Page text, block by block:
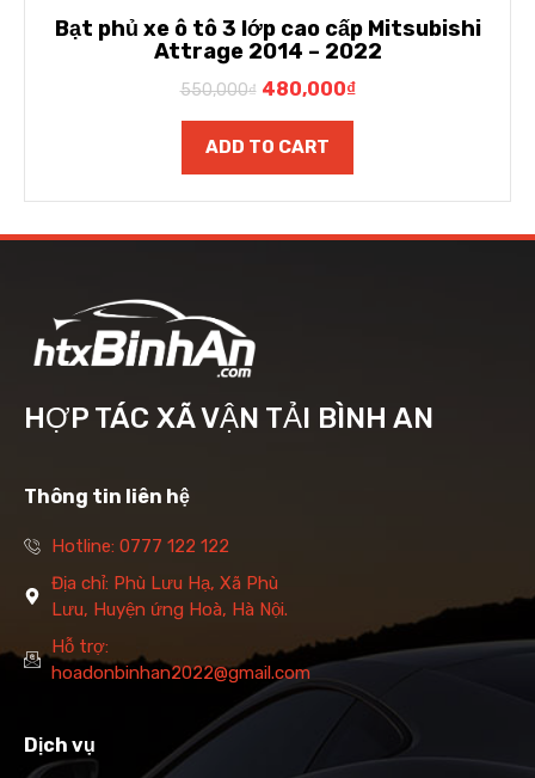
Bạt phủ xe ô tô 3 lớp cao cấp Mitsubishi
Attrage 2014 – 2022
550,000₫ 480,000₫
ADD TO CART
HỢP TÁC XÃ VẬN TẢI BÌNH AN
Thông tin liên hệ
Hotline: 0777 122 122
Địa chỉ: Phù Lưu Hạ, Xã Phù
Lưu, Huyện ứng Hoà, Hà Nội.
Hỗ trợ:
hoadonbinhan2022@gmail.com
Dịch vụ